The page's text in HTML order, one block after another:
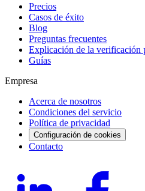
Precios
Casos de éxito
Blog
Preguntas frecuentes
Explicación de la verificación
Guías
Empresa
Acerca de nosotros
Condiciones del servicio
Política de privacidad
Configuración de cookies
Contacto